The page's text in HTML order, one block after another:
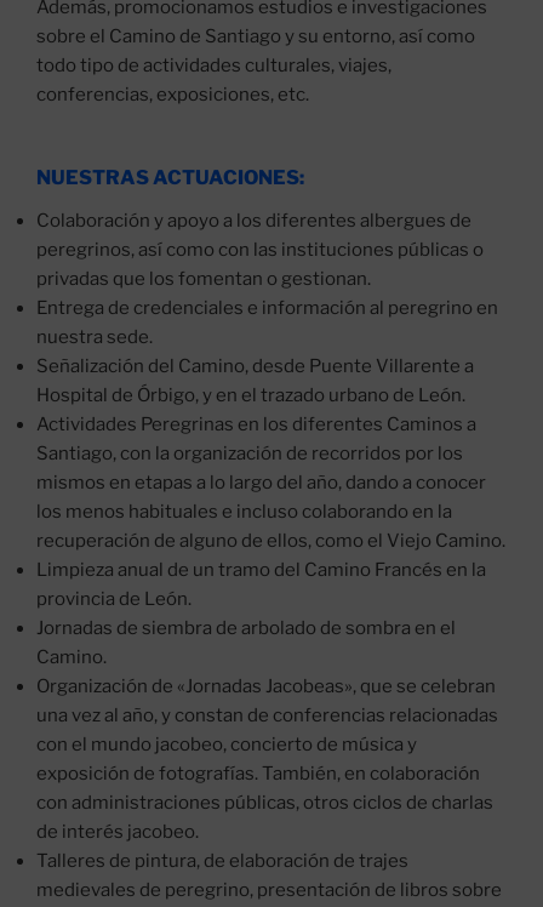
Además, promocionamos estudios e investigaciones
sobre el Camino de Santiago y su entorno, así como
todo tipo de actividades culturales, viajes,
conferencias, exposiciones, etc.
NUESTRAS ACTUACIONES:
Colaboración y apoyo a los diferentes albergues de
peregrinos, así como con las instituciones públicas o
privadas que los fomentan o gestionan.
Entrega de credenciales e información al peregrino en
nuestra sede.
Señalización del Camino, desde Puente Villarente a
Hospital de Órbigo, y en el trazado urbano de León.
Actividades Peregrinas en los diferentes Caminos a
Santiago, con la organización de recorridos por los
mismos en etapas a lo largo del año, dando a conocer
los menos habituales e incluso colaborando en la
recuperación de alguno de ellos, como el Viejo Camino.
Limpieza anual de un tramo del Camino Francés en la
provincia de León.
Jornadas de siembra de arbolado de sombra en el
Camino.
Organización de «Jornadas Jacobeas», que se celebran
una vez al año, y constan de conferencias relacionadas
con el mundo jacobeo, concierto de música y
exposición de fotografías. También, en colaboración
con administraciones públicas, otros ciclos de charlas
de interés jacobeo.
Talleres de pintura, de elaboración de trajes
medievales de peregrino, presentación de libros sobre